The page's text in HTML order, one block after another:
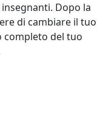
Dopo la
di cambiare il tuo
completo del tuo